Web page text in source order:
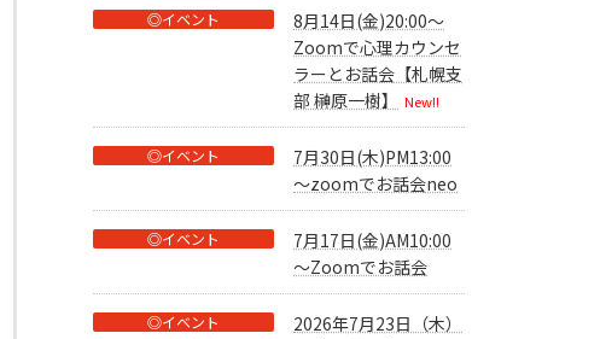
◎イベント
8月14日(金)20:00～
Zoomで心理カウンセ
ラーとお話会【札幌支
部 榊原一樹】
New!!
◎イベント
7月30日(木)PM13:00
～zoomでお話会neo
◎イベント
7月17日(金)AM10:00
～Zoomでお話会
◎イベント
2026年7月23日（木）